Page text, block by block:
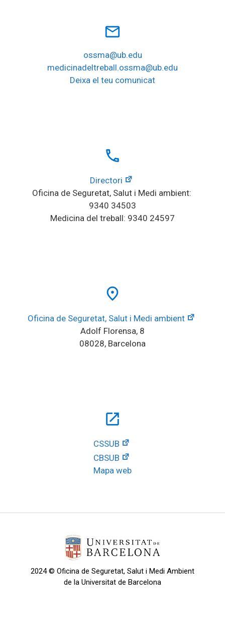
mail_outline
ossma@ub.edu
medicinadeltreball.ossma@ub.edu
Deixa el teu comunicat
local_phone
Directori
Oficina de Seguretat, Salut i Medi ambient:
9340 34503
Medicina del treball: 9340 24597
place
Oficina de Seguretat, Salut i Medi ambient
Adolf Florensa, 8
08028, Barcelona
open_in_new
CSSUB
CBSUB
Mapa web
2024 © Oficina de Seguretat, Salut i Medi Ambient
de la Universitat de Barcelona